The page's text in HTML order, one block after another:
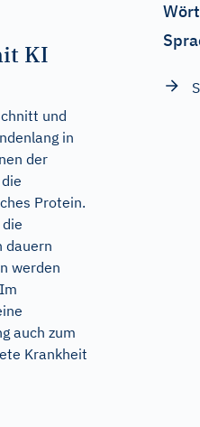
KI
und
in
der
Protein.
dauern
werden
auch zum
Krankheit